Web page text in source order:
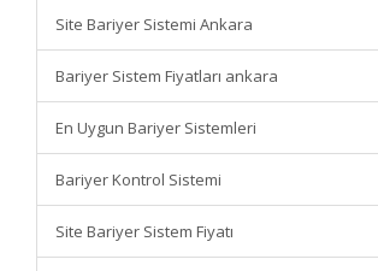
Site Bariyer Sistemi Ankara
Bariyer Sistem Fiyatları ankara
En Uygun Bariyer Sistemleri
Bariyer Kontrol Sistemi
Site Bariyer Sistem Fiyatı